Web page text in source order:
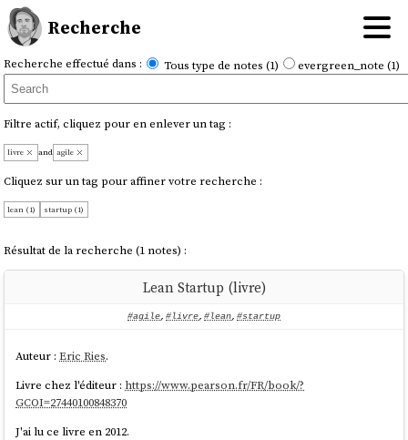
Recherche
Recherche effectué dans : Tous type de notes (1) evergreen_note (1)
Filtre actif, cliquez pour en enlever un tag :
livre and agile
Cliquez sur un tag pour affiner votre recherche :
lean (1) startup (1)
Résultat de la recherche (1 notes) :
Lean Startup (livre)
#agile, #livre, #lean, #startup
Auteur :Eric Ries.
Livre chez l'éditeur : https://www.pearson.fr/FR/book/?
GCOI=27440100848370
J'ai lu ce livre en 2012.